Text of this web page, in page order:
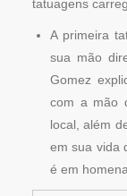
tatuagens
A primeira
sua mão
Gomez
com a mão
local, além
em sua vida
é em